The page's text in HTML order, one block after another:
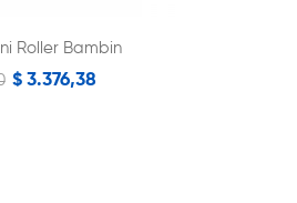
Roller Bambin
$ 3.376,38